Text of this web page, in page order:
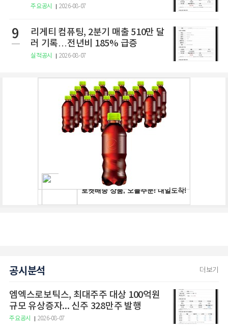
주요공시 2026-08-07
9
리게티 컴퓨팅, 2분기 매출 510만 달
러 기록…전년비 185% 급증
실적공시 2026-08-07
공시분석 더보기
엠엑스로보틱스, 최대주주 대상 100억원
규모 유상증자... 신주 328만주 발행
주요공시 2026-08-07